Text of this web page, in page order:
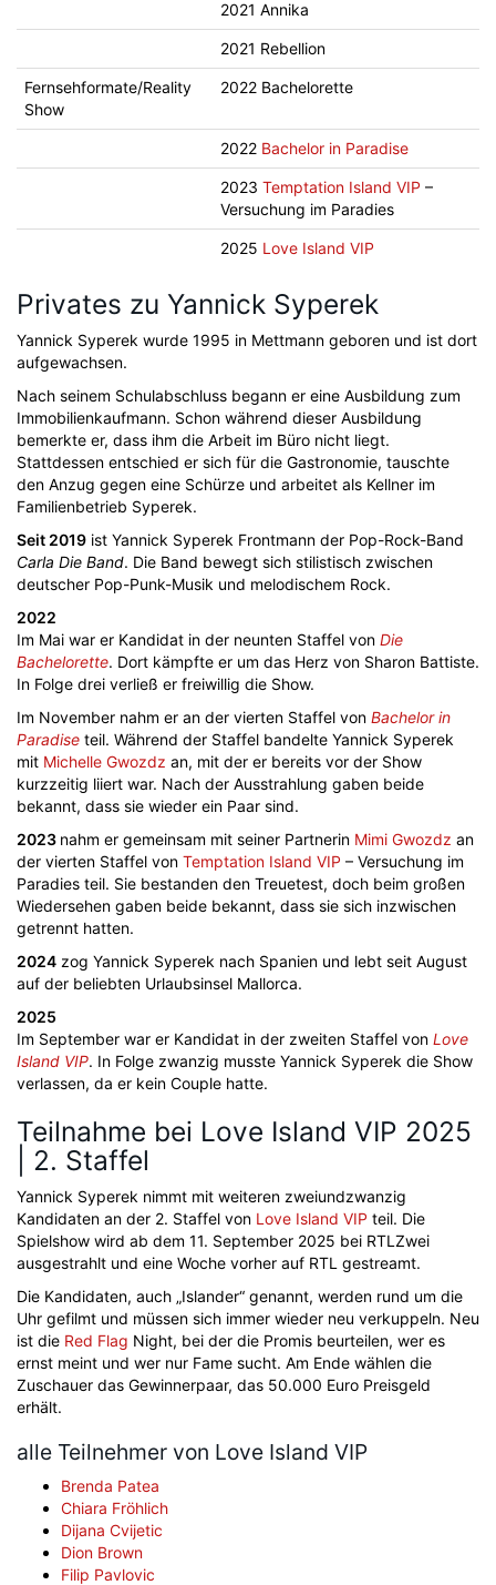
2021 Annika
2021 Rebellion
Fernsehformate/Reality
Show
2022 Bachelorette
2022 Bachelor in Paradise
2023 Temptation Island VIP –
Versuchung im Paradies
2025 Love Island VIP
Privates zu Yannick Syperek
Yannick Syperek wurde 1995 in Mettmann geboren und ist dort
aufgewachsen.
Nach seinem Schulabschluss begann er eine Ausbildung zum
Immobilienkaufmann. Schon während dieser Ausbildung
bemerkte er, dass ihm die Arbeit im Büro nicht liegt.
Stattdessen entschied er sich für die Gastronomie, tauschte
den Anzug gegen eine Schürze und arbeitet als Kellner im
Familienbetrieb Syperek.
Seit 2019 ist Yannick Syperek Frontmann der Pop-Rock-Band
Carla Die Band. Die Band bewegt sich stilistisch zwischen
deutscher Pop-Punk-Musik und melodischem Rock.
2022
Im Mai war er Kandidat in der neunten Staffel von Die
Bachelorette. Dort kämpfte er um das Herz von Sharon Battiste.
In Folge drei verließ er freiwillig die Show.
Im November nahm er an der vierten Staffel von Bachelor in
Paradise teil. Während der Staffel bandelte Yannick Syperek
mit Michelle Gwozdz an, mit der er bereits vor der Show
kurzzeitig liiert war. Nach der Ausstrahlung gaben beide
bekannt, dass sie wieder ein Paar sind.
2023 nahm er gemeinsam mit seiner Partnerin Mimi Gwozdz an
der vierten Staffel von Temptation Island VIP – Versuchung im
Paradies teil. Sie bestanden den Treuetest, doch beim großen
Wiedersehen gaben beide bekannt, dass sie sich inzwischen
getrennt hatten.
2024 zog Yannick Syperek nach Spanien und lebt seit August
auf der beliebten Urlaubsinsel Mallorca.
2025
Im September war er Kandidat in der zweiten Staffel von Love
Island VIP. In Folge zwanzig musste Yannick Syperek die Show
verlassen, da er kein Couple hatte.
Teilnahme bei Love Island VIP 2025
| 2. Staffel
Yannick Syperek nimmt mit weiteren zweiundzwanzig
Kandidaten an der 2. Staffel von Love Island VIP teil. Die
Spielshow wird ab dem 11. September 2025 bei RTLZwei
ausgestrahlt und eine Woche vorher auf RTL gestreamt.
Die Kandidaten, auch „Islander“ genannt, werden rund um die
Uhr gefilmt und müssen sich immer wieder neu verkuppeln. Neu
ist die Red Flag Night, bei der die Promis beurteilen, wer es
ernst meint und wer nur Fame sucht. Am Ende wählen die
Zuschauer das Gewinnerpaar, das 50.000 Euro Preisgeld
erhält.
alle Teilnehmer von Love Island VIP
Brenda Patea
Chiara Fröhlich
Dijana Cvijetic
Dion Brown
Filip Pavlovic